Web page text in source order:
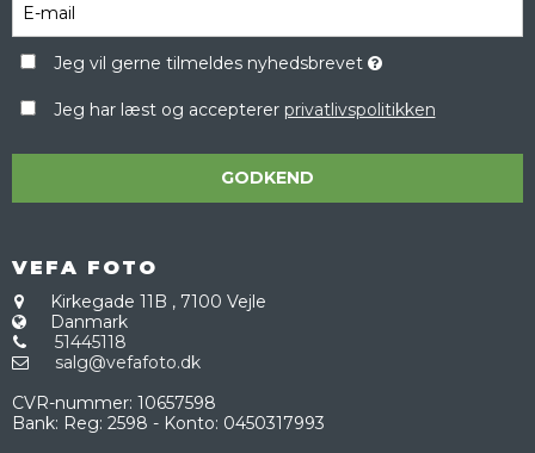
Jeg vil gerne tilmeldes nyhedsbrevet
Jeg har læst og accepterer privatlivspolitikken
GODKEND
VEFA FOTO
Kirkegade 11B , 7100 Vejle
Danmark
51445118
salg@vefafoto.dk
CVR-nummer: 10657598
Bank: Reg: 2598 - Konto: 0450317993